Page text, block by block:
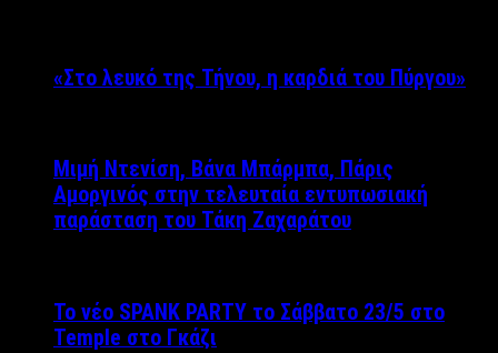
«Στο λευκό της Τήνου, η καρδιά του Πύργου»
Μιμή Ντενίση, Βάνα Μπάρμπα, Πάρις
Αμοργινός στην τελευταία εντυπωσιακή
παράσταση του Τάκη Ζαχαράτου
Το νέο SPANK PARTY το Σάββατο 23/5 στο
Temple στο Γκάζι